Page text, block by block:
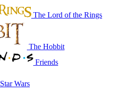
The Lord of the Rings
The Hobbit
Friends
Star Wars